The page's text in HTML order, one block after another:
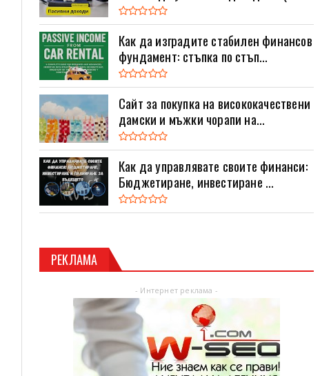
Как да изградите стабилен финансов
фундамент: стъпка по стъп...
Сайт за покупка на висококачествени
дамски и мъжки чорапи на...
Как да управлявате своите финанси:
Бюджетиране, инвестиране ...
РЕКЛАМА
- Интернет реклама -